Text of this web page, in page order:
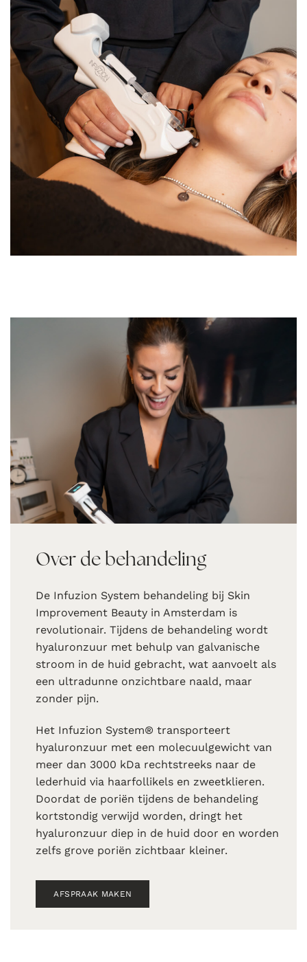
Over de behandeling
De Infuzion System behandeling bij Skin
Improvement Beauty in Amsterdam is
revolutionair. Tijdens de behandeling wordt
hyaluronzuur met behulp van galvanische
stroom in de huid gebracht, wat aanvoelt als
een ultradunne onzichtbare naald, maar
zonder pijn.
Het Infuzion System® transporteert
hyaluronzuur met een molecuulgewicht van
meer dan 3000 kDa rechtstreeks naar de
lederhuid via haarfollikels en zweetklieren.
Doordat de poriën tijdens de behandeling
kortstondig verwijd worden, dringt het
hyaluronzuur diep in de huid door en worden
zelfs grove poriën zichtbaar kleiner.
AFSPRAAK MAKEN